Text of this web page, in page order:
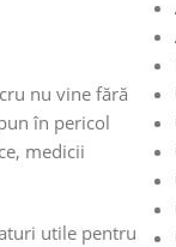
nu vine fără
în pericol
medicii
utile pentru